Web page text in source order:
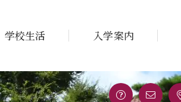
学校生活 入学案内